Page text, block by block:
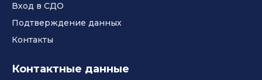
Вход в СДО
Подтверждение данных
Контакты
Контактные данные